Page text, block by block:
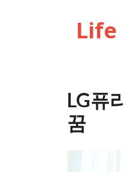
Life
LG퓨
꿈